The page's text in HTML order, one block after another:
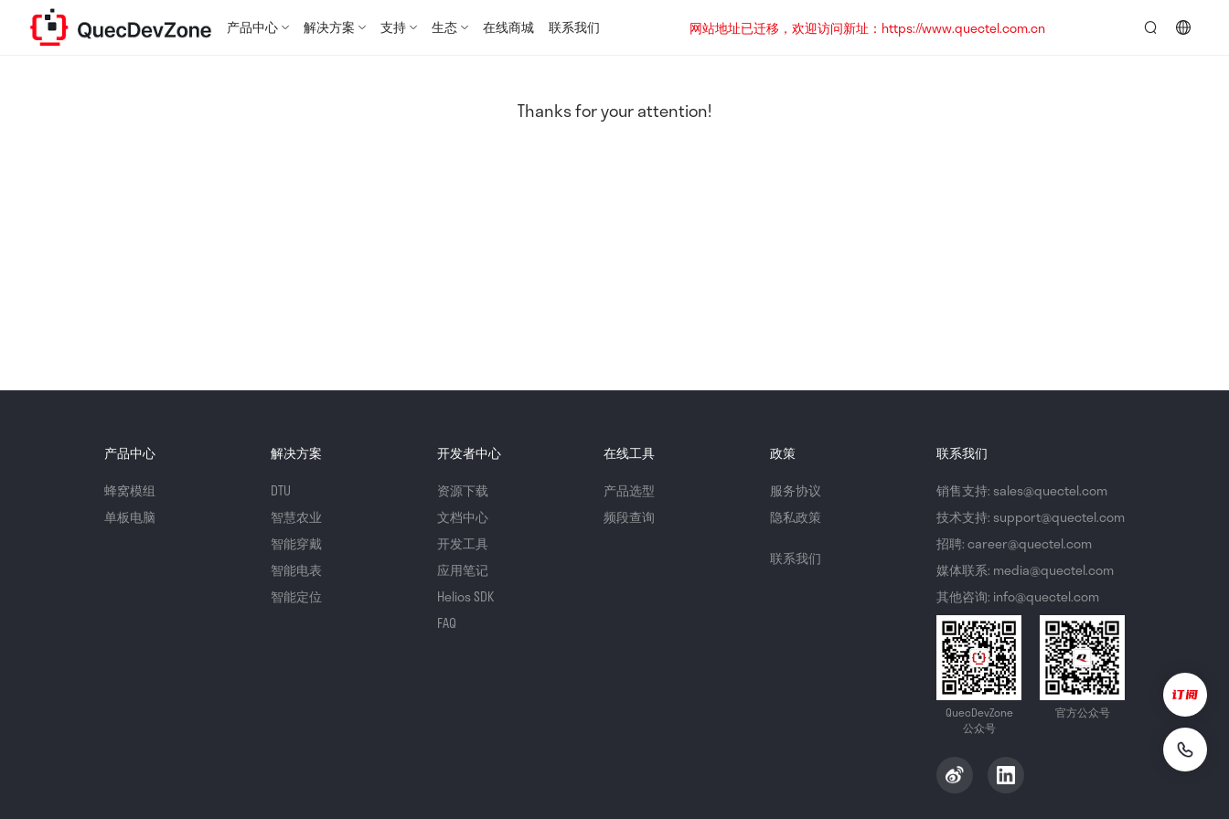
产品中心 解决方案 支持 生态 在线商城 联系我们
网站地址已迁移，欢迎访问新址：https://www.quectel.com.cn
Thanks for your attention!
产品中心
蜂窝模组
单板电脑
解决方案
DTU
智慧农业
智能穿戴
智能电表
智能定位
开发者中心
资源下载
文档中心
开发工具
应用笔记
Helios SDK
FAQ
在线工具
产品选型
频段查询
政策
服务协议
隐私政策
联系我们
联系我们
销售支持: sales@quectel.com
技术支持: support@quectel.com
招聘: career@quectel.com
媒体联系: media@quectel.com
其他咨询: info@quectel.com
QuecDevZone
公众号
官方公众号